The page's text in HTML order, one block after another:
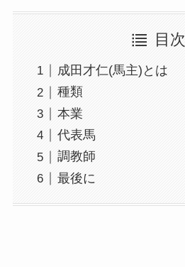
目次
成田才仁(馬主)とは
種類
本業
代表馬
調教師
最後に